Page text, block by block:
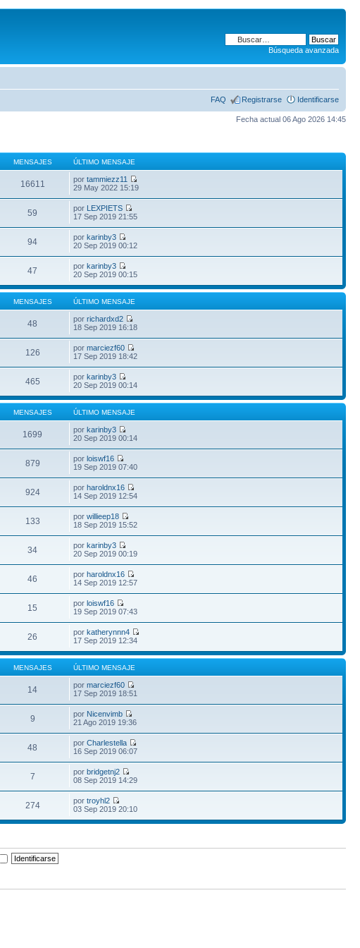
Búsqueda avanzada
FAQ Registrarse Identificarse
Fecha actual 06 Ago 2026 14:45
MENSAJES ÚLTIMO MENSAJE
16611 portammiezz11
29 May 2022 15:19
59 por LEXPIETS
17 Sep 2019 21:55
94 porkarinby3
20 Sep 2019 00:12
47 porkarinby3
20 Sep 2019 00:15
MENSAJES ÚLTIMO MENSAJE
48 porrichardxd2
18 Sep 2019 16:18
126 pormarciezf60
17 Sep 2019 18:42
465 porkarinby3
20 Sep 2019 00:14
MENSAJES ÚLTIMO MENSAJE
1699 porkarinby3
20 Sep 2019 00:14
879 porloiswf16
19 Sep 2019 07:40
924 porharoldnx16
14 Sep 2019 12:54
133 porwillieep18
18 Sep 2019 15:52
34 porkarinby3
20 Sep 2019 00:19
46 porharoldnx16
14 Sep 2019 12:57
15 porloiswf16
19 Sep 2019 07:43
26 porkatherynnn4
17 Sep 2019 12:34
MENSAJES ÚLTIMO MENSAJE
14 pormarciezf60
17 Sep 2019 18:51
9 por Nicenvimb
21 Ago 2019 19:36
48 porCharlestella
16 Sep 2019 06:07
7 porbridgetnj2
08 Sep 2019 14:29
274 portroyhl2
03 Sep 2019 20:10